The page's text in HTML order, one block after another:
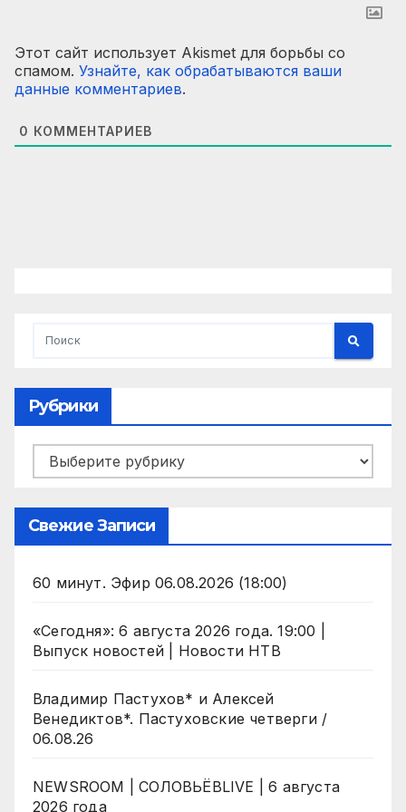
Этот сайт использует Akismet для борьбы со
спамом. Узнайте, как обрабатываются ваши
данные комментариев.
0 КОММЕНТАРИЕВ
Рубрики
Рубрики
Свежие Записи
60 минут. Эфир 06.08.2026 (18:00)
«Сегодня»: 6 августа 2026 года. 19:00 |
Выпуск новостей | Новости НТВ
Владимир Пастухов* и Алексей
Венедиктов*. Пастуховские четверги /
06.08.26
NEWSROOM | СОЛОВЬЁВLIVE | 6 августа
2026 года